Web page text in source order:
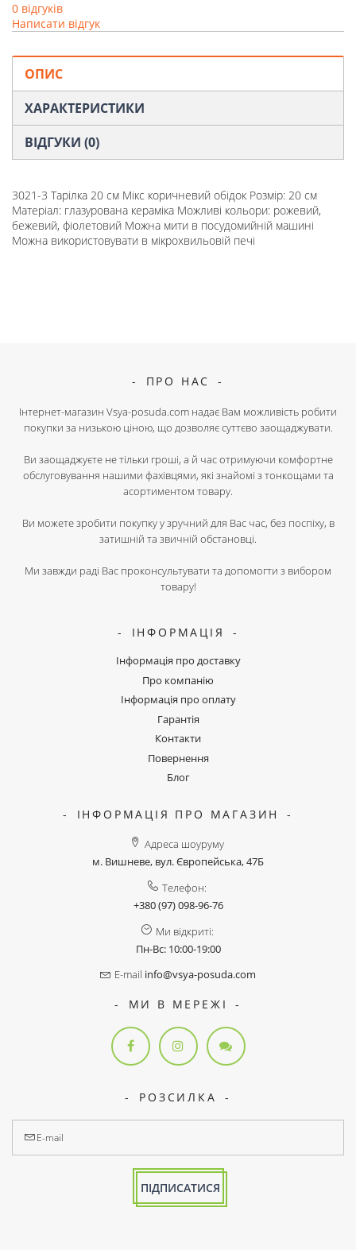
0 відгуків
Написати відгук
ОПИС
ХАРАКТЕРИСТИКИ
ВІДГУКИ (0)
3021-3 Тарілка 20 см Мікс коричневий обідок Розмір: 20 см
Матеріал: глазурована кераміка Можливі кольори: рожевий,
бежевий, фіолетовий Можна мити в посудомийній машині
Можна використовувати в мікрохвильовій печі
ПРО НАС
Інтернет-магазин Vsya-posuda.com надає Вам можливість робити
покупки за низькою ціною, що дозволяє суттєво заощаджувати.
Ви заощаджуєте не тільки гроші, а й час отримуючи комфортне
обслуговування нашими фахівцями, які знайомі з тонкощами та
асортиментом товару.
Ви можете зробити покупку у зручний для Вас час, без поспіху, в
затишній та звичній обстановці.
Ми завжди раді Вас проконсультувати та допомогти з вибором
товару!
ІНФОРМАЦІЯ
Інформація про доставку
Про компанію
Інформація про оплату
Гарантія
Контакти
Повернення
Блог
ІНФОРМАЦІЯ ПРО МАГАЗИН
Адреса шоуруму
м. Вишневе, вул. Європейська, 47Б
Телефон:
+380 (97) 098-96-76
Ми відкриті:
Пн-Вс: 10:00-19:00
E-mail info@vsya-posuda.com
МИ В МЕРЕЖІ
РОЗСИЛКА
ПІДПИСАТИСЯ